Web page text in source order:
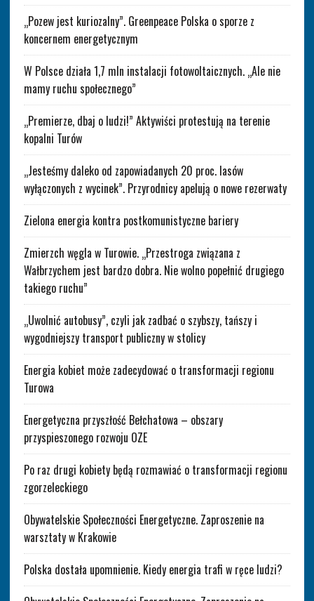
„Pozew jest kuriozalny”. Greenpeace Polska o sporze z
koncernem energetycznym
W Polsce działa 1,7 mln instalacji fotowoltaicznych. „Ale nie
mamy ruchu społecznego”
„Premierze, dbaj o ludzi!” Aktywiści protestują na terenie
kopalni Turów
„Jesteśmy daleko od zapowiadanych 20 proc. lasów
wyłączonych z wycinek”. Przyrodnicy apelują o nowe rezerwaty
Zielona energia kontra postkomunistyczne bariery
Zmierzch węgla w Turowie. „Przestroga związana z
Wałbrzychem jest bardzo dobra. Nie wolno popełnić drugiego
takiego ruchu”
„Uwolnić autobusy”, czyli jak zadbać o szybszy, tańszy i
wygodniejszy transport publiczny w stolicy
Energia kobiet może zadecydować o transformacji regionu
Turowa
Energetyczna przyszłość Bełchatowa – obszary
przyspieszonego rozwoju OZE
Po raz drugi kobiety będą rozmawiać o transformacji regionu
zgorzeleckiego
Obywatelskie Społeczności Energetyczne. Zaproszenie na
warsztaty w Krakowie
Polska dostała upomnienie. Kiedy energia trafi w ręce ludzi?